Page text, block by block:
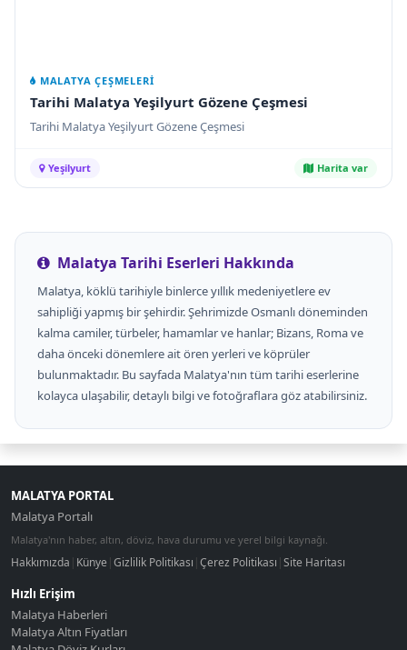
MALATYA ÇEŞMELERI
Tarihi Malatya Yeşilyurt Gözene Çeşmesi
Tarihi Malatya Yeşilyurt Gözene Çeşmesi
Yeşilyurt Harita var
Malatya Tarihi Eserleri Hakkında
Malatya, köklü tarihiyle binlerce yıllık medeniyetlere ev
sahipliği yapmış bir şehirdir. Şehrimizde Osmanlı döneminden
kalma camiler, türbeler, hamamlar ve hanlar; Bizans, Roma ve
daha önceki dönemlere ait ören yerleri ve köprüler
bulunmaktadır. Bu sayfada Malatya'nın tüm tarihi eserlerine
kolayca ulaşabilir, detaylı bilgi ve fotoğraflara göz atabilirsiniz.
MALATYA PORTAL
Malatya Portalı
Malatya'nın haber, altın, döviz, hava durumu ve yerel bilgi kaynağı.
Hakkımızda | Künye |Gizlilik Politikası |Çerez Politikası |Site Haritası
Hızlı Erişim
Malatya Haberleri
Malatya Altın Fiyatları